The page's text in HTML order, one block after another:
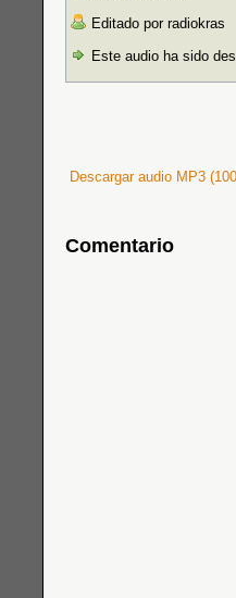
Editado por radiokras
Este audio ha sido
Descargar audio MP3
Comentario